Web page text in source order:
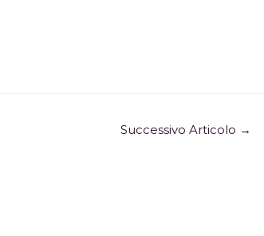
Successivo Articolo →